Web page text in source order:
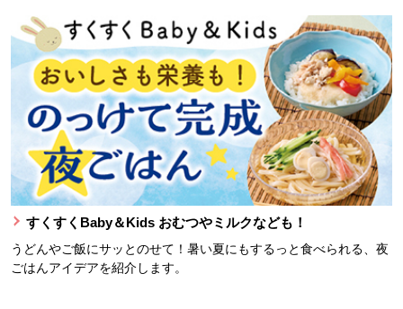
すくすくBaby＆Kids おむつやミルクなども！
うどんやご飯にサッとのせて！暑い夏にもするっと食べられる、夜
ごはんアイデアを紹介します。